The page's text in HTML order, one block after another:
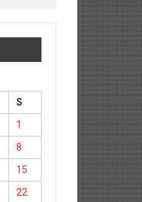
S
1
8
15
22